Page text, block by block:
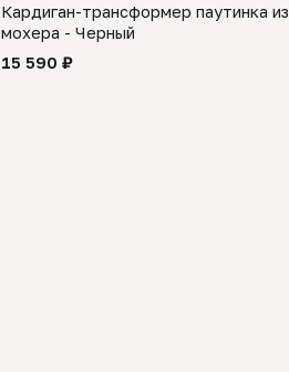
Кардиган-трансформер паутинка из
мохера - Черный
15 590 ₽